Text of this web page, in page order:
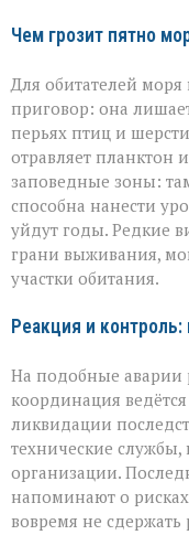
Чем грозит пятно
Для обитателей
приговор: она
перьях птиц и
отравляет планктон
заповедные зоны:
способна нанести
уйдут годы. Редкие
грани выживания,
участки обитания.
Реакция и
На подобные аварии
координация
ликвидации
технические
организации.
напоминают о
вовремя не сдержать